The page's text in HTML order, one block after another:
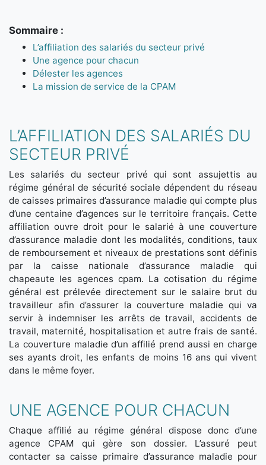
Sommaire :
L’affiliation des salariés du secteur privé
Une agence pour chacun
Délester les agences
La mission de service de la CPAM
L’AFFILIATION DES SALARIÉS DU
SECTEUR PRIVÉ
Les salariés du secteur privé qui sont assujettis au
régime général de sécurité sociale dépendent du réseau
de caisses primaires d’assurance maladie qui compte plus
d’une centaine d’agences sur le territoire français. Cette
affiliation ouvre droit pour le salarié à une couverture
d’assurance maladie dont les modalités, conditions, taux
de remboursement et niveaux de prestations sont définis
par la caisse nationale d’assurance maladie qui
chapeaute les agences cpam. La cotisation du régime
général est prélevée directement sur le salaire brut du
travailleur afin d’assurer la couverture maladie qui va
servir à indemniser les arrêts de travail, accidents de
travail, maternité, hospitalisation et autre frais de santé.
La couverture maladie d’un affilié prend aussi en charge
ses ayants droit, les enfants de moins 16 ans qui vivent
dans le même foyer.
UNE AGENCE POUR CHACUN
Chaque affilié au régime général dispose donc d’une
agence CPAM qui gère son dossier. L’assuré peut
contacter sa caisse primaire d’assurance maladie pour